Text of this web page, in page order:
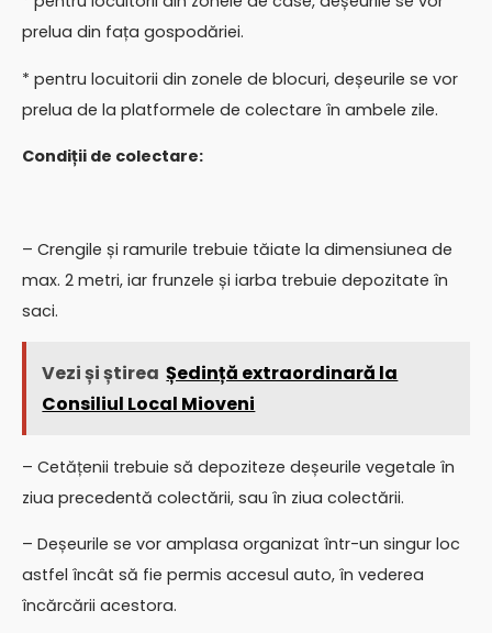
prelua din fața gospodăriei.
* pentru locuitorii din zonele de blocuri, deșeurile se vor
prelua de la platformele de colectare în ambele zile.
Condiții de colectare:
– Crengile și ramurile trebuie tăiate la dimensiunea de
max. 2 metri, iar frunzele și iarba trebuie depozitate în
saci.
Vezi și știrea Ședință extraordinară la
Consiliul Local Mioveni
– Cetățenii trebuie să depoziteze deșeurile vegetale în
ziua precedentă colectării, sau în ziua colectării.
– Deșeurile se vor amplasa organizat într-un singur loc
astfel încât să fie permis accesul auto, în vederea
încărcării acestora.